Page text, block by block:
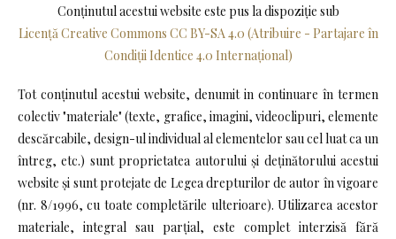
Conținutul acestui website este pus la dispoziţie sub
Licență Creative Commons CC BY-SA 4.0 (Atribuire - Partajare în
Condiții Identice 4.0 Internațional)
Tot conținutul acestui website, denumit in continuare în termen
colectiv "materiale" (texte, grafice, imagini, videoclipuri, elemente
descărcabile, design-ul individual al elementelor sau cel luat ca un
întreg, etc.) sunt proprietatea autorului și deținătorului acestui
website și sunt protejate de Legea drepturilor de autor în vigoare
(nr. 8/1996, cu toate completările ulterioare). Utilizarea acestor
materiale, integral sau parțial, este complet interzisă fără